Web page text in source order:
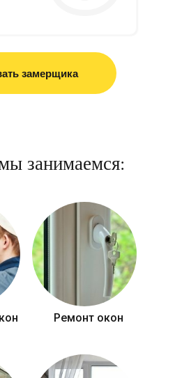
замерщика
занимаемся:
Ремонт окон